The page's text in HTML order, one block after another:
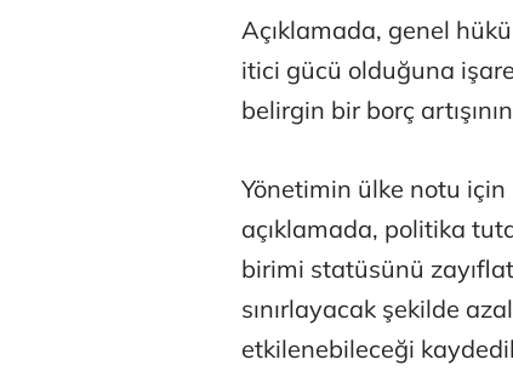
Açıklamada, genel
itici gücü olduğuna
belirgin bir borç
Yönetimin ülke notu
açıklamada, politika
birimi statüsünü
sınırlayacak şekilde
etkilenebileceği